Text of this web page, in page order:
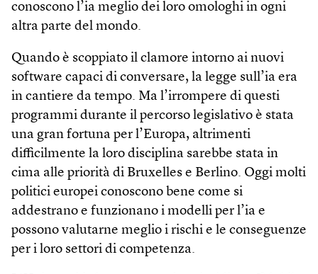
conoscono l’ia meglio dei loro omologhi in ogni
altra parte del mondo.
Quando è scoppiato il clamore intorno ai nuovi
software capaci di conversare, la legge sull’ia era
in cantiere da tempo. Ma l’irrompere di questi
programmi durante il percorso legislativo è stata
una gran fortuna per l’Europa, altrimenti
difficilmente la loro disciplina sarebbe stata in
cima alle priorità di Bruxelles e Berlino. Oggi molti
politici europei conoscono bene come si
addestrano e funzionano i modelli per l’ia e
possono valutarne meglio i rischi e le conseguenze
per i loro settori di competenza.